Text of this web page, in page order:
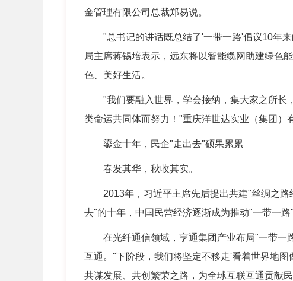
金管理有限公司总裁郑易说。
"总书记的讲话既总结了'一带一路'倡议10年来
局主席蒋锡培表示，远东将以智能缆网助建绿色
色、美好生活。
"我们要融入世界，学会接纳，集大家之所长，
类命运共同体而努力！"重庆洋世达实业（集团）
鎏金十年，民企"走出去"硕果累累
春发其华，秋收其实。
2013年，习近平主席先后提出共建"丝绸之路
去"的十年，中国民营经济逐渐成为推动"一带一路
在光纤通信领域，亨通集团产业布局"一带一
互通。"下阶段，我们将坚定不移走'看着世界地
共谋发展、共创繁荣之路，为全球互联互通贡献